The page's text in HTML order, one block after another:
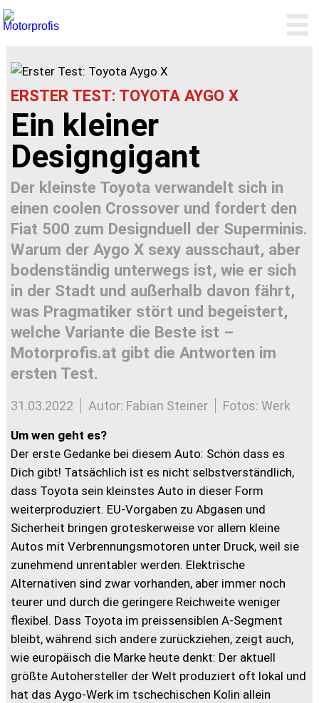
ERSTER TEST: TOYOTA AYGO X
Ein kleiner
Designgigant
Der kleinste Toyota verwandelt sich in
einen coolen Crossover und fordert den
Fiat 500 zum Designduell der Superminis.
Warum der Aygo X sexy ausschaut, aber
bodenständig unterwegs ist, wie er sich
in der Stadt und außerhalb davon fährt,
was Pragmatiker stört und begeistert,
welche Variante die Beste ist –
Motorprofis.at gibt die Antworten im
ersten Test.
31.03.2022 Autor: Fabian Steiner Fotos: Werk
Um wen geht es?
Der erste Gedanke bei diesem Auto: Schön dass es
Dich gibt! Tatsächlich ist es nicht selbstverständlich,
dass Toyota sein kleinstes Auto in dieser Form
weiterproduziert. EU-Vorgaben zu Abgasen und
Sicherheit bringen groteskerweise vor allem kleine
Autos mit Verbrennungsmotoren unter Druck, weil sie
zunehmend unrentabler werden. Elektrische
Alternativen sind zwar vorhanden, aber immer noch
teurer und durch die geringere Reichweite weniger
flexibel. Dass Toyota im preissensiblen A-Segment
bleibt, während sich andere zurückziehen, zeigt auch,
wie europäisch die Marke heute denkt: Der aktuell
größte Autohersteller der Welt produziert oft lokal und
hat das Aygo-Werk im tschechischen Kolin allein